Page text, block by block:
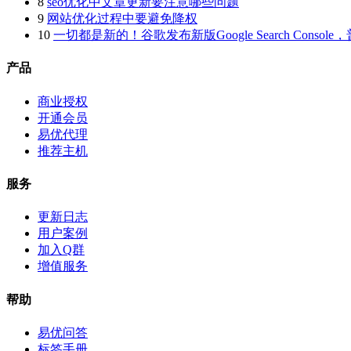
9 网站优化过程中要避免降权
10 一切都是新的！谷歌发布新版Google Search Console，
产品
商业授权
开通会员
易优代理
推荐主机
服务
更新日志
用户案例
加入Q群
增值服务
帮助
易优问答